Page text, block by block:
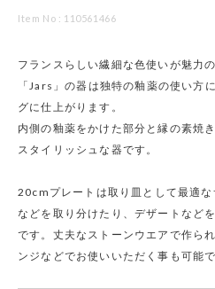
Item No : 110561466
フランスらしい繊細な色使いが魅力
「Jars」の器は独特の釉薬の使い方
グに仕上がります。
内側の釉薬をかけた部分と縁の素焼
スタイリッシュな器です。
20cmプレートは取り皿として最適
などを取り分けたり、デザートなど
です。丈夫なストーンウエアで作ら
ンジなどでお使いいただく事も可能で